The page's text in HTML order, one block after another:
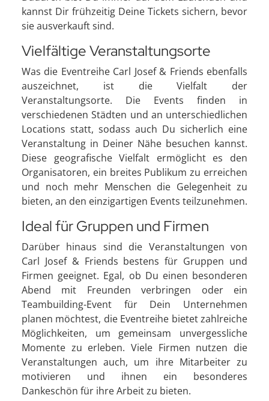
kannst Dir frühzeitig Deine Tickets sichern, bevor
sie ausverkauft sind.
Vielfältige Veranstaltungsorte
Was die Eventreihe Carl Josef & Friends ebenfalls
auszeichnet, ist die Vielfalt der
Veranstaltungsorte. Die Events finden in
verschiedenen Städten und an unterschiedlichen
Locations statt, sodass auch Du sicherlich eine
Veranstaltung in Deiner Nähe besuchen kannst.
Diese geografische Vielfalt ermöglicht es den
Organisatoren, ein breites Publikum zu erreichen
und noch mehr Menschen die Gelegenheit zu
bieten, an den einzigartigen Events teilzunehmen.
Ideal für Gruppen und Firmen
Darüber hinaus sind die Veranstaltungen von
Carl Josef & Friends bestens für Gruppen und
Firmen geeignet. Egal, ob Du einen besonderen
Abend mit Freunden verbringen oder ein
Teambuilding-Event für Dein Unternehmen
planen möchtest, die Eventreihe bietet zahlreiche
Möglichkeiten, um gemeinsam unvergessliche
Momente zu erleben. Viele Firmen nutzen die
Veranstaltungen auch, um ihre Mitarbeiter zu
motivieren und ihnen ein besonderes
Dankeschön für ihre Arbeit zu bieten.